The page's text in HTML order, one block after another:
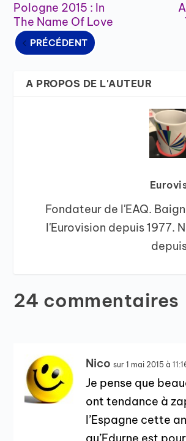
Pologne 2015 : In
The Name Of Love
PRÉCÉDENT
A PROPOS DE L'AUTEUR
Fondateur de l'EAQ.
l'Eurovision depuis 1977.
24 commentaires
Nico sur 1 mai 2015 à
Je pense que
ont tendance à
l’Espagne cette